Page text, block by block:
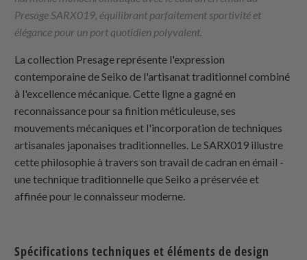
Presage SARX019, équilibrant parfaitement sportivité et
élégance pour un port quotidien polyvalent.
La collection Presage représente l'expression
contemporaine de Seiko de l'artisanat traditionnel combiné
à l'excellence mécanique. Cette ligne a gagné en
reconnaissance pour sa finition méticuleuse, ses
mouvements mécaniques et l'incorporation de techniques
artisanales japonaises traditionnelles. Le SARX019 illustre
cette philosophie à travers son travail de cadran en émail -
une technique traditionnelle que Seiko a préservée et
affinée pour le connaisseur moderne.
Spécifications techniques et éléments de design